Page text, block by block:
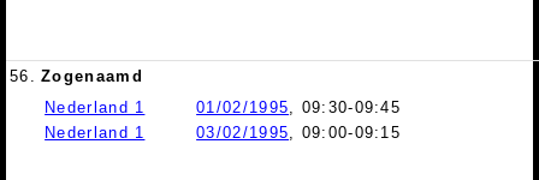
56. Zogenaamd
Nederland 1
01/02/1995, 09:30-09:45
Nederland 1
03/02/1995, 09:00-09:15